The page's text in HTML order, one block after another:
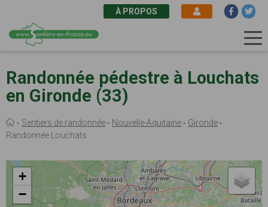
au
contenu
principal
À PROPOS
Randonnée pédestre à Louchats
en Gironde (33)
Fil
d'Ariane
Sentiers de randonnée Nouvelle-Aquitaine
Gironde
Randonnée Louchats
+
−